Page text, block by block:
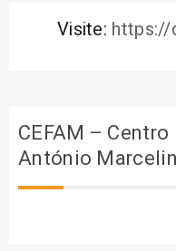
Visite:
CEFAM –
António